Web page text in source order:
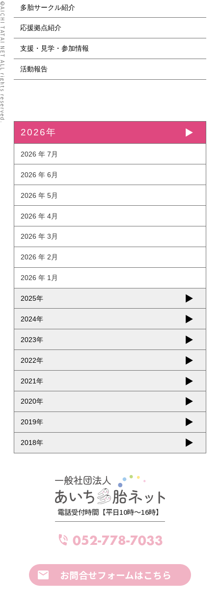
rights reserved. 多胎サークル紹介
応援拠点紹介
支援・見学・参加情報
活動報告
2026年
2026 年 7月
2026 年 6月
2026 年 5月
2026 年 4月
2026 年 3月
2026 年 2月
2026 年 1月
2025年
2024年
2023年
2022年
2021年
2020年
2019年
2018年
電話受付時間【平日10時～16時】
052-778-7033
お問合せフォームはこちら